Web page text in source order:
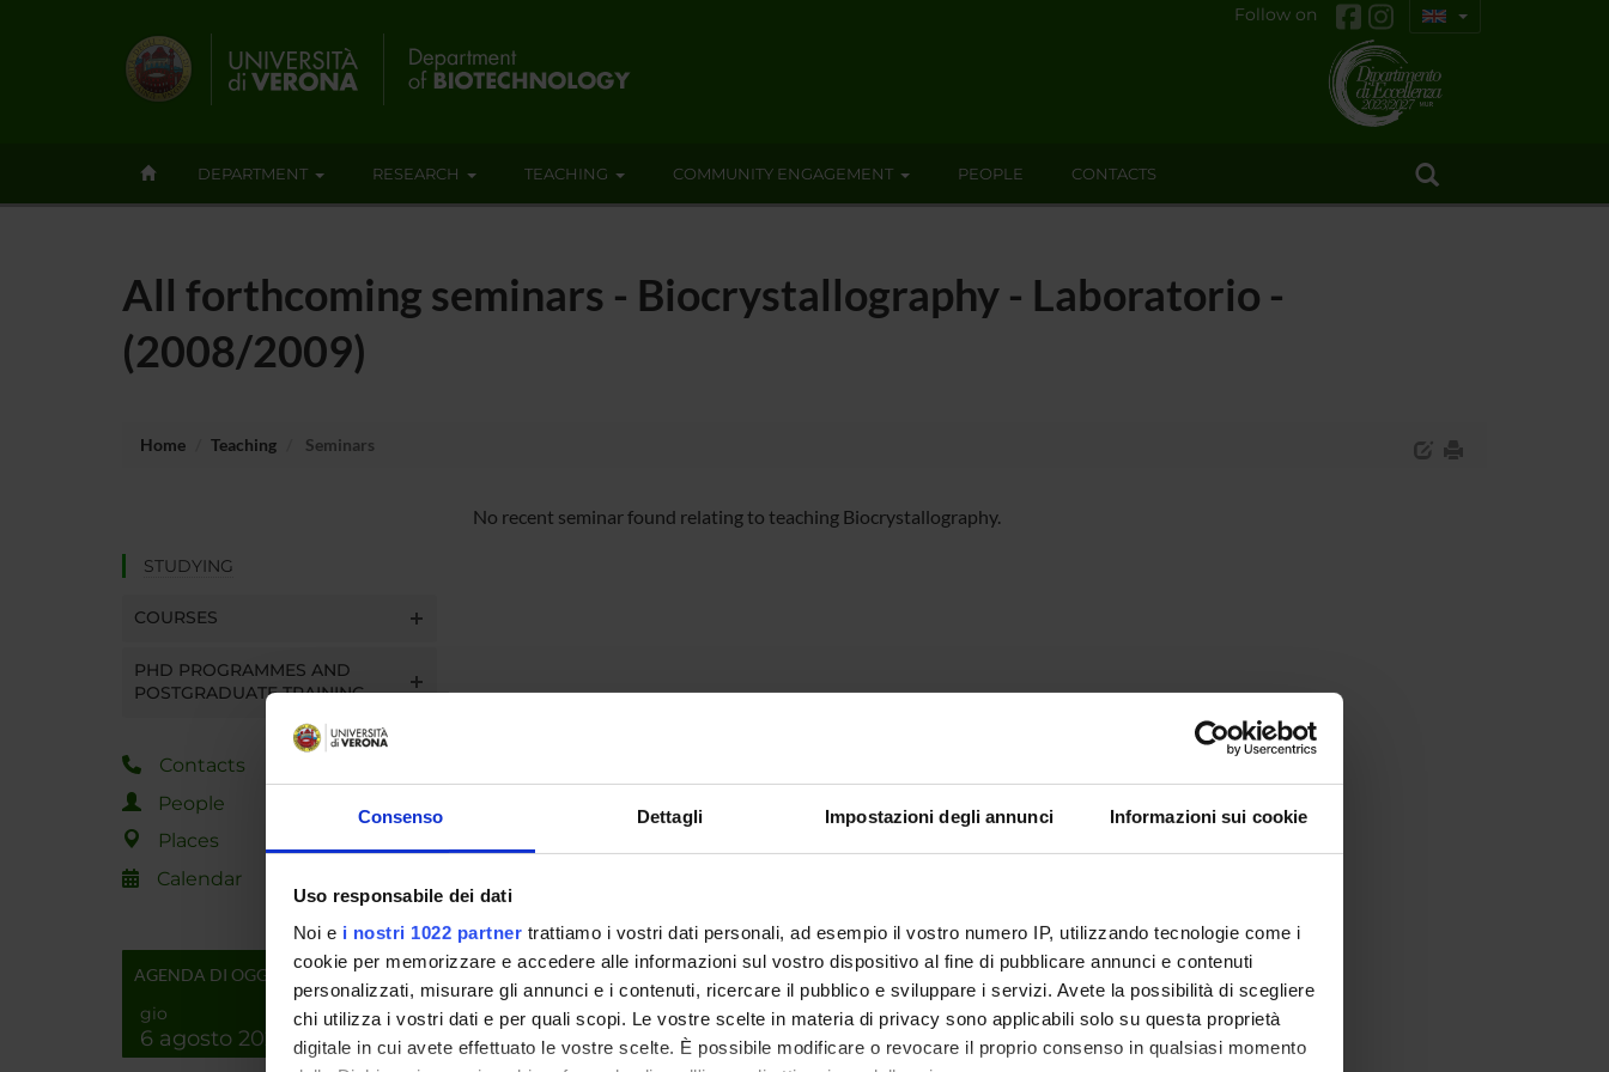
Consenso Dettagli Impostazioni degli annunci Informazioni sui cookie
Uso responsabile dei dati
Noi e i nostri 1022 partner trattiamo i vostri dati personali, ad esempio il vostro numero IP, utilizzando tecnologie come i
cookie per memorizzare e accedere alle informazioni sul vostro dispositivo al fine di pubblicare annunci e contenuti
personalizzati, misurare gli annunci e i contenuti, ricercare il pubblico e sviluppare i servizi. Avete la possibilità di scegliere
chi utilizza i vostri dati e per quali scopi. Le vostre scelte in materia di privacy sono applicabili solo su questa proprietà
digitale in cui avete effettuato le vostre scelte. È possibile modificare o revocare il proprio consenso in qualsiasi momento
Follow on
DEPARTMENT RESEARCH TEACHING COMMUNITY ENGAGEMENT PEOPLE CONTACTS
All forthcoming seminars - Biocrystallography - Laboratorio -
(2008/2009)
Home Teaching Seminars
STUDYING
COURSES
PHD PROGRAMMES AND
POSTGRADUATE TRAINING
Contacts
People
Places
Calendar
AGENDA DI OGGI
gio
6 agosto 2026
No recent seminar found relating to teaching Biocrystallography.